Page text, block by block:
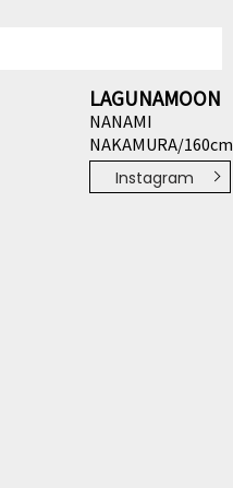
LAGUNAMOON
NANAMI
NAKAMURA/160cm
Instagram